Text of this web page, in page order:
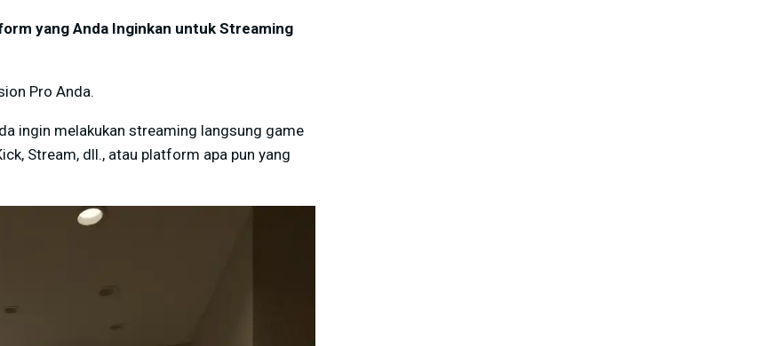
yang Anda Inginkan untuk Streaming
Pro Anda.
ingin melakukan streaming langsung game
Stream, dll., atau platform apa pun yang